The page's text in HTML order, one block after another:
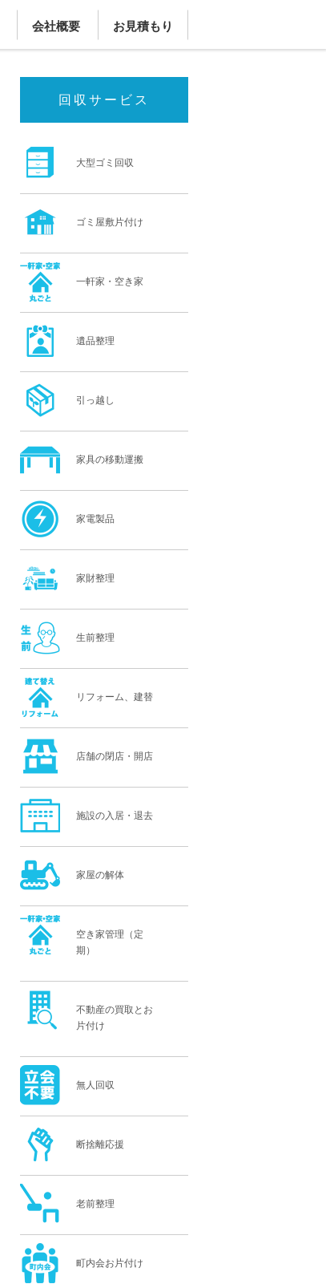
会社概要 お見積もり
回収サービス
大型ゴミ回収
ゴミ屋敷片付け
一軒家・空き家
遺品整理
引っ越し
家具の移動運搬
家電製品
家財整理
生前整理
リフォーム、建替
店舗の閉店・開店
施設の入居・退去
家屋の解体
空き家管理（定
期）
不動産の買取とお
片付け
無人回収
断捨離応援
老前整理
町内会お片付け